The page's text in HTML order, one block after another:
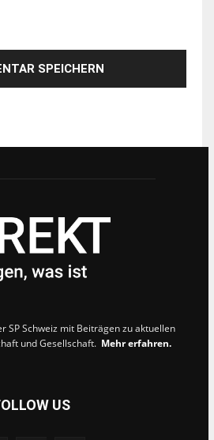
SP Schweiz mit Beiträgen zu aktuellen
und Gesellschaft. Mehr erfahren.
US